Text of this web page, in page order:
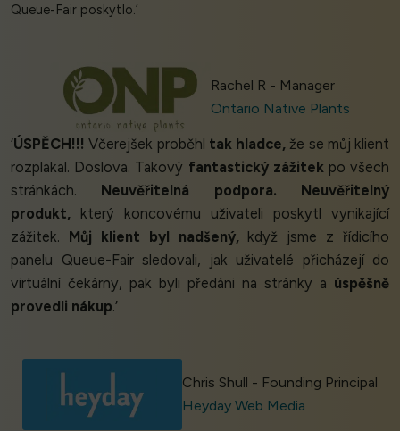
Queue-Fair poskytlo.’
Rachel R - Manager
Ontario Native Plants
‘ÚSPĚCH!!! Včerejšek proběhl tak hladce, že se můj klient
rozplakal. Doslova. Takový fantastický zážitekpo všech
stránkách. Neuvěřitelná podpora. Neuvěřitelný
produkt, který koncovému uživateli poskytl vynikající
zážitek. Můj klient byl nadšený,když jsme z řídicího
panelu Queue-Fair sledovali, jak uživatelé přicházejí do
virtuální čekárny, pak byli předáni na stránky a úspěšně
provedli nákup.’
Chris Shull - Founding Principal
Heyday Web Media